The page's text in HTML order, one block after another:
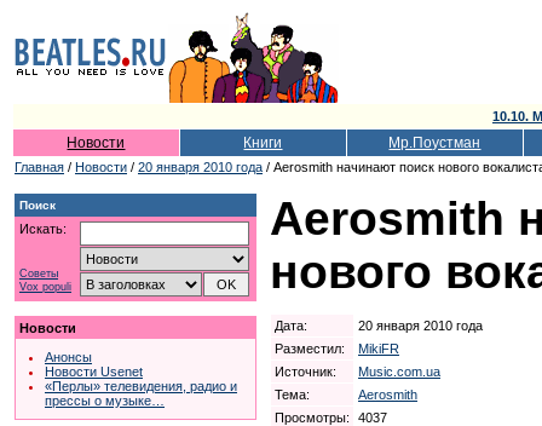
10.10.
Новости Книги Мр.Поустман
Главная / Новости / 20 января 2010 года / Aerosmith начинают поиск нового
Поиск
Искать:
Советы
Vox populi
Новости
Анонсы
Новости Usenet
«Перлы» телевидения, радио и
прессы о музыке…
Aerosmith
нового
Дата:
20 января 2010 года
Разместил:
MikiFR
Источник:
Music.com.ua
Тема:
Aerosmith
Просмотры:
4037